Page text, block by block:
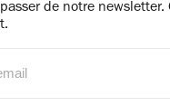
de notre